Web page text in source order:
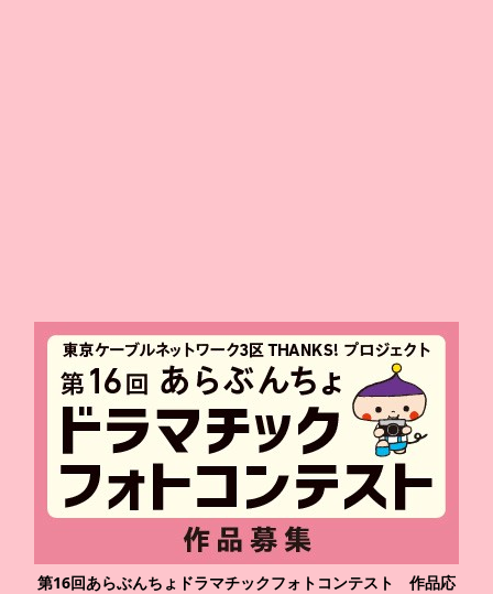
第16回あらぶんちょドラマチックフォトコンテスト 作品応